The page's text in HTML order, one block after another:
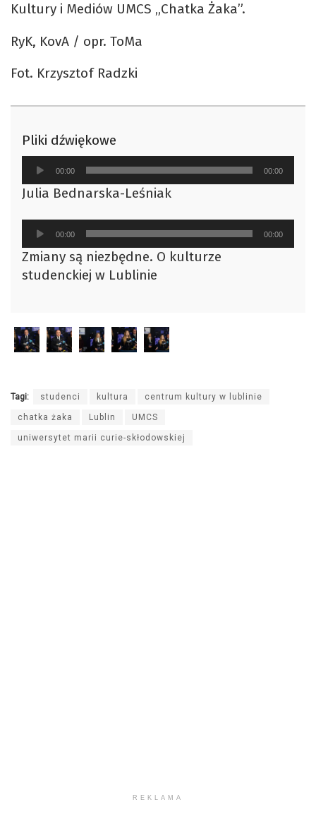
Kultury i Mediów UMCS „Chatka Żaka”.
RyK, KovA / opr. ToMa
Fot. Krzysztof Radzki
Pliki dźwiękowe
Odtwarzacz
plików
dźwiękowych
00:00 00:00
Julia Bednarska-Leśniak
Odtwarzacz
plików
dźwiękowych
00:00 00:00
Zmiany są niezbędne. O kulturze
studenckiej w Lublinie
Tagi: studenci kultura centrum kultury w lublinie
chatka żaka Lublin UMCS
uniwersytet marii curie-skłodowskiej
REKLAMA